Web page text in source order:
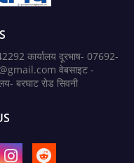
कार्यालय दूरभाष- 07692-
वेबसाइट -
बरघाट रोड सिवनी